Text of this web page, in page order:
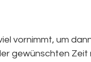
vornimmt, um
gewünschten Zeit